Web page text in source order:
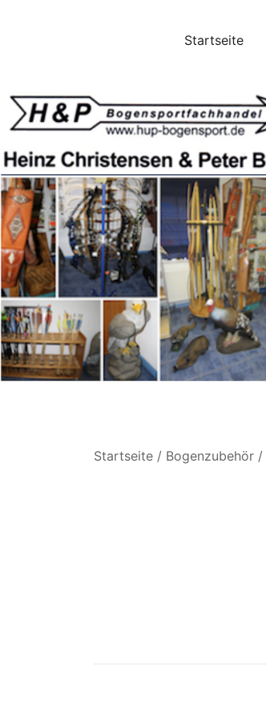
Startseite
Startseite / Bogenzubehör /